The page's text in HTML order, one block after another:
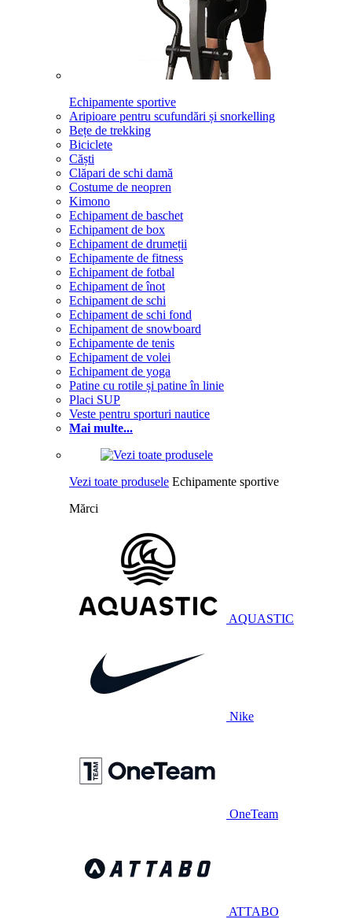
Echipamente sportive
Aripioare pentru scufundări și snorkelling
Bețe de trekking
Biciclete
Căști
Clăpari de schi damă
Costume de neopren
Kimono
Echipament de baschet
Echipament de box
Echipament de drumeții
Echipamente de fitness
Echipament de fotbal
Echipament de înot
Echipament de schi
Echipament de schi fond
Echipament de snowboard
Echipamente de tenis
Echipament de volei
Echipament de yoga
Patine cu rotile și patine în linie
Placi SUP
Veste pentru sporturi nautice
Mai multe...
Vezi toate produsele Echipamente sportive
Mărci
AQUASTIC
Nike
OneTeam
ATTABO